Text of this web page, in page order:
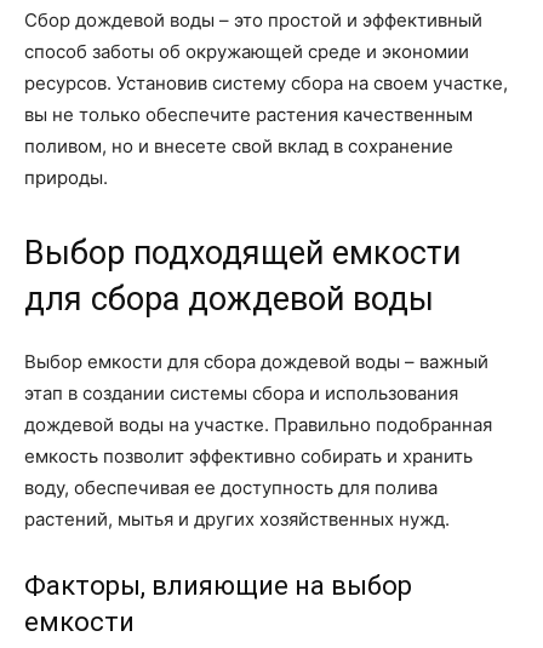
Сбор дождевой воды – это простой и эффективный
способ заботы об окружающей среде и экономии
ресурсов. Установив систему сбора на своем участке,
вы не только обеспечите растения качественным
поливом, но и внесете свой вклад в сохранение
природы.
Выбор подходящей емкости
для сбора дождевой воды
Выбор емкости для сбора дождевой воды – важный
этап в создании системы сбора и использования
дождевой воды на участке. Правильно подобранная
емкость позволит эффективно собирать и хранить
воду, обеспечивая ее доступность для полива
растений, мытья и других хозяйственных нужд.
Факторы, влияющие на выбор
емкости